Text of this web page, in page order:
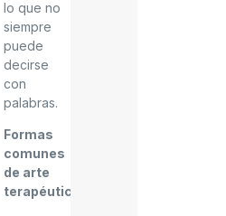
lo que no
siempre
puede
decirse
con
palabras.
Formas
comunes
de arte
terapéutico